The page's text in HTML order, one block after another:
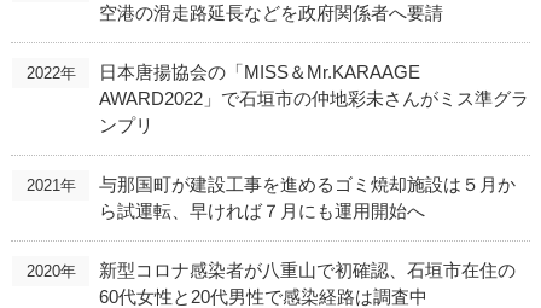
空港の滑走路延長などを政府関係者へ要請
2022年
日本唐揚協会の「MISS＆Mr.KARAAGE
AWARD2022」で石垣市の仲地彩未さんがミス準グラ
ンプリ
2021年
与那国町が建設工事を進めるゴミ焼却施設は５月か
ら試運転、早ければ７月にも運用開始へ
2020年
新型コロナ感染者が八重山で初確認、石垣市在住の
60代女性と20代男性で感染経路は調査中